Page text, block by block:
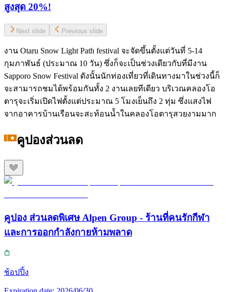
สูงสุด 20%!
Next slide Previous slide
งาน Otaru Snow Light Path festival จะจัดขึ้นตั้งแต่วันที่ 5-14
กุมภาพันธ์ (ประมาณ 10 วัน) ซึ่งก็จะเป็นช่วงเดียวกับที่มีงาน
Sapporo Snow Festival ดังนั้นนักท่องเที่ยวที่เดินทางมาในช่วงนี้ก็
จะสามารถชมได้พร้อมกันทั้ง 2 งานเลยทีเดียว บริเวณคลองโอ
ตารุจะเริ่มเปิดไฟตั้งแต่ประมาณ 5 โมงเย็นถึง 2 ทุ่ม ซึ่งแสงไฟ
จากอาคารบ้านเรือนจะสะท้อนน้ำในคลองโอตารุสวยงามมาก
คูปองส่วนลด
คูปอง ส่วนลดพิเศษ Alpen Group - ร้านที่คนรักกีฬา
และการออกกำลังกายห้ามพลาด
ช้อปปิ้ง